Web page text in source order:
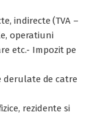
indirecte (TVA –
operatiuni
etc.- Impozit pe
derulate de catre
rezidente si